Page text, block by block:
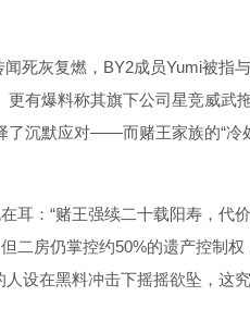
死灰复燃，BY2成员Yumi被指
更有爆料称其旗下公司星竞威武
了沉默应对——而赌王家族的“冷
耳：“赌王强续二十载阳寿，代
房仍掌控约50%的遗产控制权
人设在黑料冲击下摇摇欲坠，这